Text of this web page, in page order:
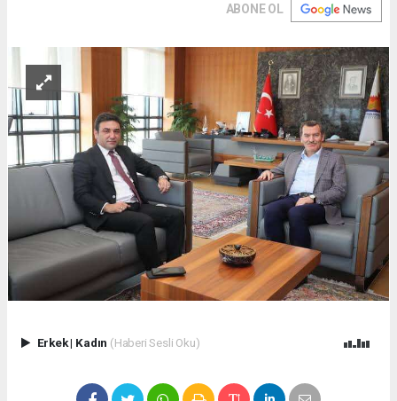
ABONE OL
Erkek| Kadın (Haberi Sesli Oku)